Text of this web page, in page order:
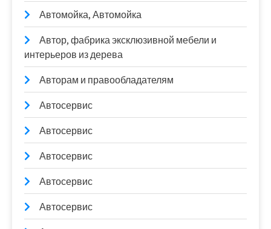
Автомойка, Автомойка
Автор, фабрика эксклюзивной мебели и
интерьеров из дерева
Авторам и правообладателям
Автосервис
Автосервис
Автосервис
Автосервис
Автосервис